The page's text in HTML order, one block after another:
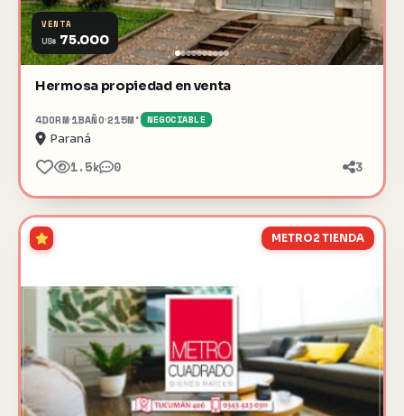
VENTA
US$ 75.000
Hermosa propiedad en venta
4DORM 1BAÑO215M² NEGOCIABLE
Paraná
1.5k 0 3
METRO2 TIENDA